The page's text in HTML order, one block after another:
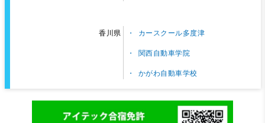
香川県 カースクール多度津
関西自動車学院
かがわ自動車学校